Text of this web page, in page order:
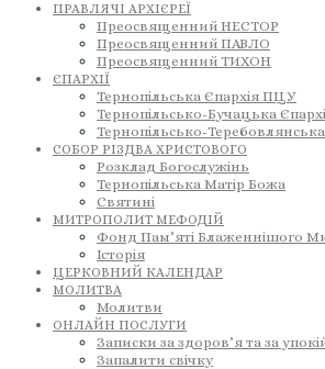
ПРАВЛЯЧІ АРХІЄРЕЇ
Преосвященний НЕСТОР
Преосвященний ПАВЛО
Преосвященний ТИХОН
ЄПАРХІЇ
Тернопільська Єпархія ПЦУ
Тернопільсько-Бучацька
Тернопільсько-
СОБОР РІЗДВА ХРИСТОВОГО
Розклад Богослужінь
Тернопільська Матір Божа
Святині
МИТРОПОЛИТ МЕФОДІЙ
Фонд Пам’яті Блаженнішого
Історія
ЦЕРКОВНИЙ КАЛЕНДАР
МОЛИТВА
Молитви
ОНЛАЙН ПОСЛУГИ
Записки за здоров’я та за
Запалити свічку